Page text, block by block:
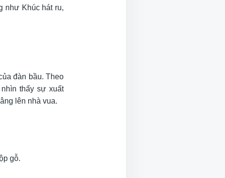
như Khúc hát ru,
đàn bầu. Theo
thấy sự xuất
lên nhà vua.
gỗ.